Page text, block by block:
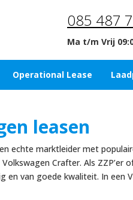
085 487
Ma t/m Vrij
Operational Lease
leasen
echte marktleider met
Crafter. Als ZZP’er
en van goede kwaliteit. In een